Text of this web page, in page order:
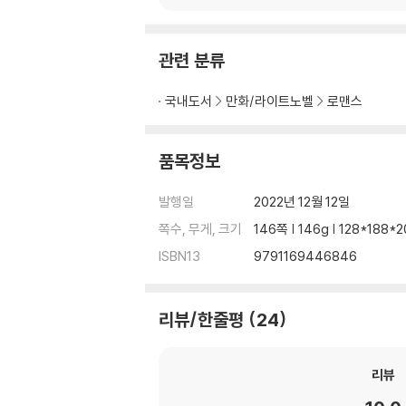
관련 분류
국내도서 만화/라이트노벨 로맨스
품목정보
발행일
2022년 12월 12일
쪽수, 무게, 크기
146쪽 | 146g |
ISBN13
9791169446846
리뷰/한줄평 24
리뷰